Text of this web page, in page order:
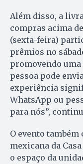
Além disso, a
compras acima
(sexta-feira)
prêmios no
promovendo uma
pessoa pode
experiência
WhatsApp ou
para nós”,
O evento
mexicana da
o espaço da